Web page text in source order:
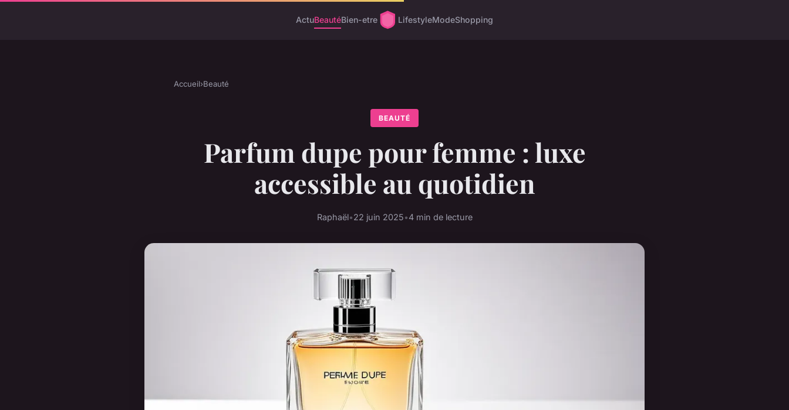
ActuBeautéBien-etre LifestyleModeShopping
Accueil›Beauté
BEAUTÉ
Parfum dupe pour femme : luxe
accessible au quotidien
Raphaël•22 juin 2025•4 min de lecture